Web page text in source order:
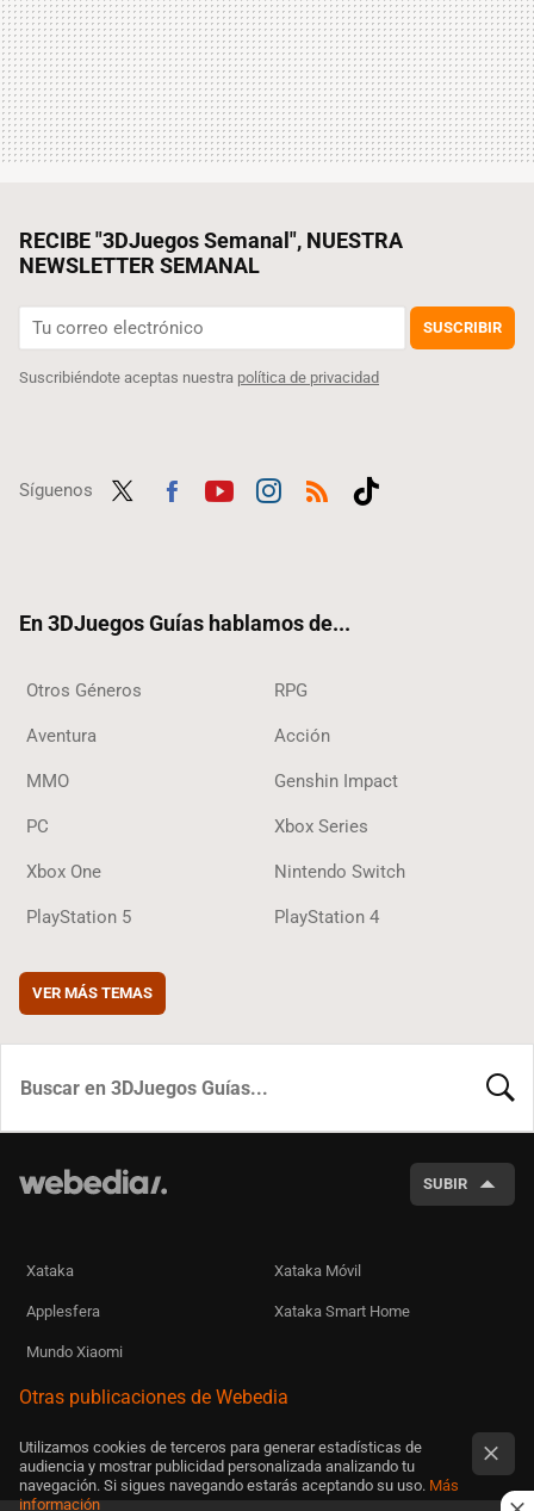
RECIBE "3DJuegos Semanal", NUESTRA
NEWSLETTER SEMANAL
SUSCRIBIR
Suscribiéndote aceptas nuestra política de privacidad
Síguenos
En 3DJuegos Guías hablamos de...
Otros Géneros RPG
Aventura Acción
MMO Genshin Impact
PC Xbox Series
Xbox One Nintendo Switch
PlayStation 5 PlayStation 4
VER MÁS TEMAS
SUBIR
Xataka Xataka Móvil
Applesfera Xataka Smart Home
Mundo Xiaomi
Otras publicaciones de Webedia
Utilizamos cookies de terceros para generar estadísticas de
audiencia y mostrar publicidad personalizada analizando tu
navegación. Si sigues navegando estarás aceptando su uso. Más
información